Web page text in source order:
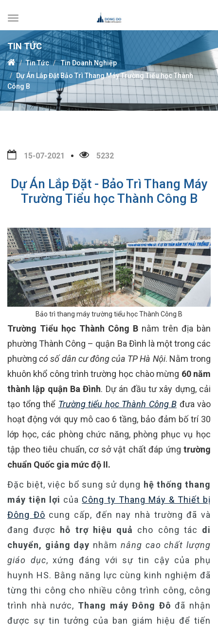
Toggle
navigation
TIN TỨC
Tin Tức
Tin Doanh Nghiệp
Dự Án Lắp Đặt Bảo Trì Thang Máy Trường Tiểu học Thành
Công B
15-07-2021 5232
Dự Án Lắp Đặt - Bảo Trì Thang Máy
Trường Tiểu học Thành Công B
Bảo trì thang máy trường tiểu học Thành Công B
Trường Tiểu học Thành Công B nằm trên địa bàn
phường Thành Công – quận Ba Đình là một trong các
phườngcó số dân cư đông của TP Hà Nội. Nằm trong
khuôn khổ công trình trường học chào mừng 60 năm
thành lập quận Ba Đình. Dự án đầu tư xây dựng, cải
tạo tổng thể Trường tiểu học Thành Công B đưa vào
hoạt động với quy mô cao 6 tầng, bảo đảm bố trí 30
lớp học, các phòng chức năng, phòng phục vụ học
tập theo tiêu chuẩn, cơ sở vật chất đáp ứng trường
chuẩn Quốc gia mức độ II.
Đặc biệt, việc bổ sung sử dụng hệ thống thang
máy tiện lợi của Công ty Thang Máy & Thiết bị
Đông Đô cung cấp, đến nay nhà trường đã và
đang được
hỗ trợ hiệu quả cho công tác di
chuyển, giảng dạy nhằm nâng cao chất lượng
giáo dục, xứng đáng với sự tin cậy của phụ
huynh HS. Bằng năng lực cùng kinh nghiệm đã
từng thi công cho nhiều công trình công, công
trình nhà nước, Thang máy Đông Đô đã nhận
được sự tin tưởng của ban giám hiệu để tiến